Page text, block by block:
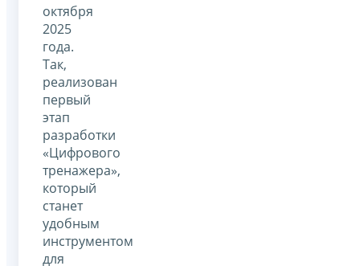
октября
2025
года.
Так,
реализован
первый
этап
разработки
«Цифрового
тренажера»,
который
станет
удобным
инструментом
для